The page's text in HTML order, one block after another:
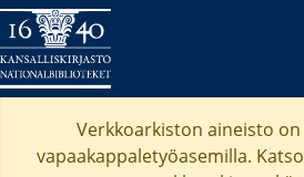
Verkkoarkiston aineisto on
vapaakappaletyöasemilla. Katso